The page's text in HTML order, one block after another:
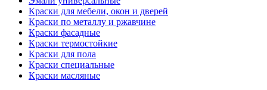
Краски для мебели, окон и дверей
Краски по металлу и ржавчине
Краски фасадные
Краски термостойкие
Краски для пола
Краски специальные
Краски масляные